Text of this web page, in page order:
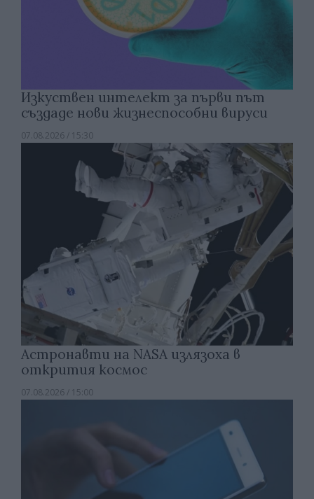
Изкуствен интелект за първи път
създаде нови жизнеспособни вируси
07.08.2026 / 15:30
Астронавти на NASA излязоха в
открития космос
07.08.2026 / 15:00